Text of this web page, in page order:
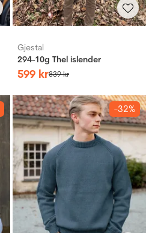
Gjestal
294-10g Thel islender
599 kr839kr
-32%